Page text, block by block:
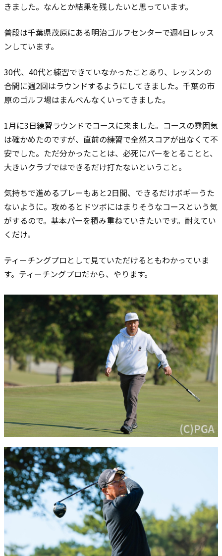
きました。 なんとか結果を残したいと思っています。
普段は千葉県茂原にある明治ゴルフセンターで週4日レッス
ンしています。
30代、40代と練習できていなかったことあり、レッスンの
合間に週2回はラウンドするようにしてきました。千葉の市
原のゴルフ場はまんべんなくいってきました。
1月に3日練習ラウンドでコースに来ました。コースの雰囲気
は確かめたのですが、直前の練習で全然スコアが出なくて不
安でした。ただ分かったことは、必死にパーをとることと、
大きいクラブではできるだけ打たないということ。
気持ちで進めるプレーもあと2日間、できるだけボギーうた
ないように。攻めるとドツボにはまりそうなコースという気
がするので。基本パーを積み重ねていきたいです。耐えてい
くだけ。
ティーチングプロとして見ていただけるともわかっていま
す。ティーチングプロだから、やります。